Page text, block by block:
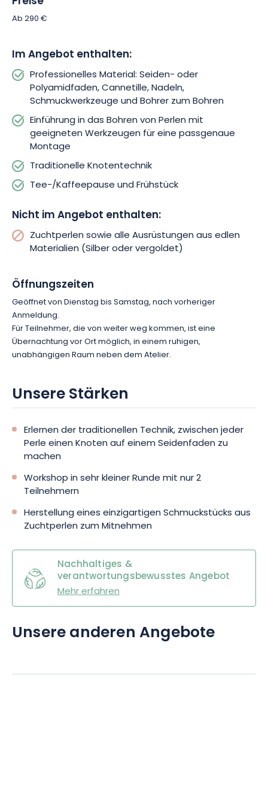
Zwischen der Vermittlung von Know-how, Präzisionsarbeit und
Kreativität und Handwerk dar. Am Ende des Kurses nehmen
Sie Ihr eigenes Schmuckstück aus Zuchtperlen mit nach
Hause, das Sie vollständig mit Ihren Händen hergestellt haben.
Nach dem Workshop haben Sie außerdem die Möglichkeit,
Zuchtperlenfäden und -reihen aus einer großen Auswahl an
Größen, Formen, Farben und Qualitäten zu kaufen, um
weiterhin selbstständig Ihren eigenen Schmuck herzustellen.
Buchen Sie Ihren Workshop und entdecken Sie die
Geheimnisse einer althergebrachten Geste der
Schmuckherstellung im Herzen von Colmar.
Ab 290 €
Im Angebot enthalten:
Professionelles Material: Seiden- oder
Polyamidfaden, Cannetille, Nadeln,
Schmuckwerkzeuge und Bohrer zum Bohren
Einführung in das Bohren von Perlen mit
geeigneten Werkzeugen für eine passgenaue
Montage
Traditionelle Knotentechnik
Tee-/Kaffeepause und Frühstück
Nicht im Angebot enthalten:
Zuchtperlen sowie alle Ausrüstungen aus edlen
Materialien (Silber oder vergoldet)
Öffnungszeiten
Geöffnet von Dienstag bis Samstag, nach vorheriger
Anmeldung.
Für Teilnehmer, die von weiter weg kommen, ist eine
Übernachtung vor Ort möglich, in einem ruhigen,
unabhängigen Raum neben dem Atelier.
Unsere Stärken
Erlernen der traditionellen Technik, zwischen jeder
Perle einen Knoten auf einem Seidenfaden zu
machen
Workshop in sehr kleiner Runde mit nur 2
Teilnehmern
Herstellung eines einzigartigen Schmuckstücks aus
Zuchtperlen zum Mitnehmen
Nachhaltiges &
verantwortungsbewusstes Angebot
Mehr erfahren
Unsere anderen Angebote